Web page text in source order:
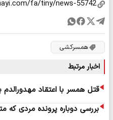
همسرکشی
اخبار مرتبط
قتل همسر با اعتقاد
بررسی دوباره پرونده مردی